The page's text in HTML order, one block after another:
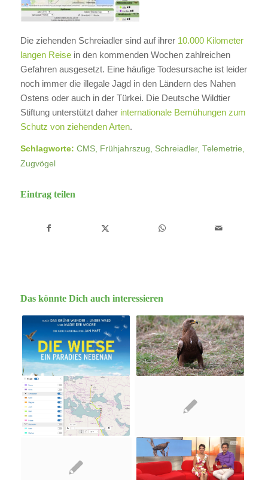
Die ziehenden Schreiadler sind auf ihrer 10.000 Kilometer
langen Reisein den kommenden Wochen zahlreichen
Gefahren ausgesetzt. Eine häufige Todesursache ist leider
noch immer die illegale Jagd in den Ländern des Nahen
Ostens oder auch in der Türkei. Die Deutsche Wildtier
Stiftung unterstützt daher internationale Bemühungen zum
Schutz von ziehenden Arten.
Schlagworte: CMS, Frühjahrszug, Schreiadler, Telemetrie,
Zugvögel
Eintrag teilen
Das könnte Dich auch interessieren